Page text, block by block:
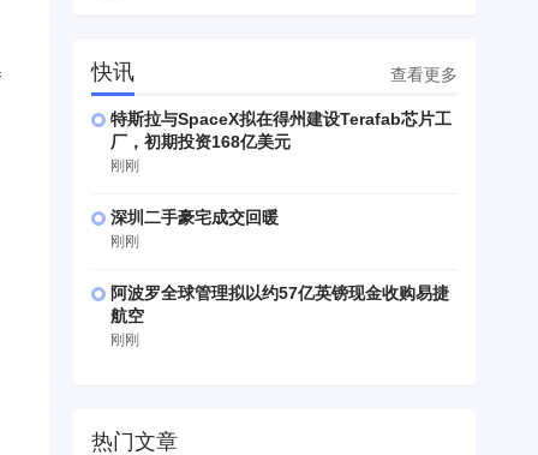
快讯 查看更多
特斯拉与SpaceX拟在得州建设Terafab芯片工
厂，初期投资168亿美元
刚刚
深圳二手豪宅成交回暖
刚刚
阿波罗全球管理拟以约57亿英镑现金收购易捷
航空
刚刚
热门文章